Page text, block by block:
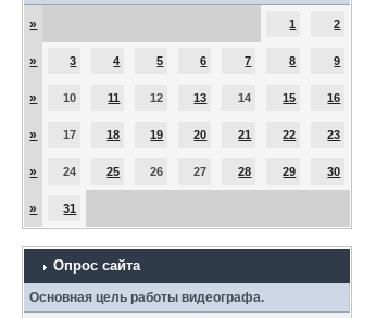
» 1 2
» 3 4 5 6 7 8 9
» 10 11 12 13 14 15 16
» 17 18 19 20 21 22 23
» 24 25 26 27 28 29 30
» 31
Опрос сайта
Основная цель работы видеографа.